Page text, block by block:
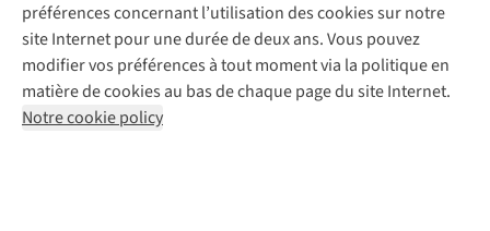
préférences concernant l’utilisation des cookies sur notre
site Internet pour une durée de deux ans. Vous pouvez
modifier vos préférences à tout moment via la politique en
matière de cookies au bas de chaque page du site Internet.
Notre cookie policy
Mentions légales
Politique de confidentialité
Conditions générales
Cookie Policy